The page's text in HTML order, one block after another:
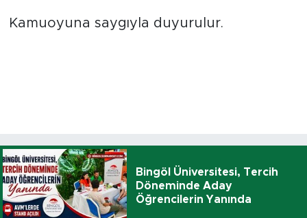
Kamuoyuna saygıyla duyurulur.
Bingöl Üniversitesi, Tercih
Döneminde Aday
Öğrencilerin Yanında